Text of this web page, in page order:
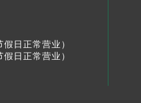
日正常营业）
日正常营业）